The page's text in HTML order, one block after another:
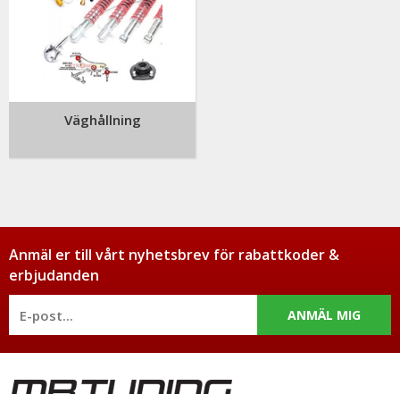
Väghållning
Anmäl er till vårt nyhetsbrev för rabattkoder &
erbjudanden
ANMÄL MIG